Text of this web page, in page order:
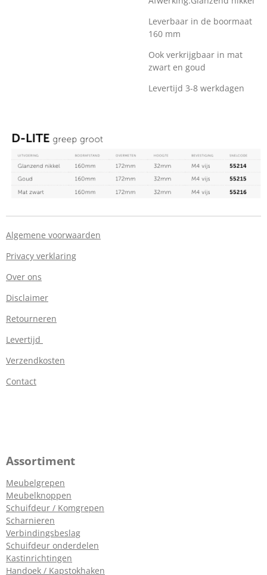
Leverbaar in de boormaat
160 mm
Ook verkrijgbaar in mat
zwart en goud
Levertijd 3-8 werkdagen
Algemene voorwaarden
Privacy verklaring
Over ons
Disclaimer
Retourneren
Levertijd
Verzendkosten
Contact
Assortiment
Meubelgrepen
Meubelknoppen
Schuifdeur / Komgrepen
Scharnieren
Verbindingsbeslag
Schuifdeur onderdelen
Kastinrichtingen
Handoek / Kapstokhaken